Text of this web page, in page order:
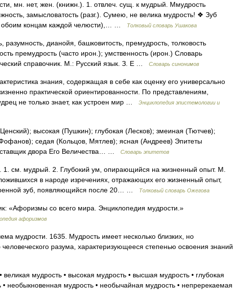
мн. нет, жен. (книжн.). 1. отвлеч. сущ. к мудрый. Ммудрость
замысловатость (разг.). Сумею, не велика мудрость! ❖ Зуб
обоим концам каждой челюсти),… …
Толковый словарь Ушакова
дианойя, башковитость, премудрость, толковость
премудрость (часто ирон.); умственность (ирон.) Словарь
справочник. М.: Русский язык. З. Е …
Словарь синонимов
знания, содержащая в себе как оценку его универсально
практической ориентированности. По представлениям,
не только знает, как устроен мир …
Энциклопедия эпистемологии и
высокая (Пушкин); глубокая (Лесков); змеиная (Тютчев);
седая (Кольцов, Мятлев); ясная (Андреев) Эпитеты
двора Его Величества… …
Словарь эпитетов
см. мудрый. 2. Глубокий ум, опирающийся на жизненный опыт. М.
в народе изречениях, отражающих его жизненный опыт,
зуб, появляющийся после 20… …
Толковый словарь Ожегова
«Афоризмы со всего мира. Энциклопедия мудрости.»
афоризмов
мудрости. 1635. Мудрость имеет несколько близких, но
разума, характеризующееся степенью освоения знаний
мудрость • высокая мудрость • высшая мудрость • глубокая
необыкновенная мудрость • необычайная мудрость • непререкаемая